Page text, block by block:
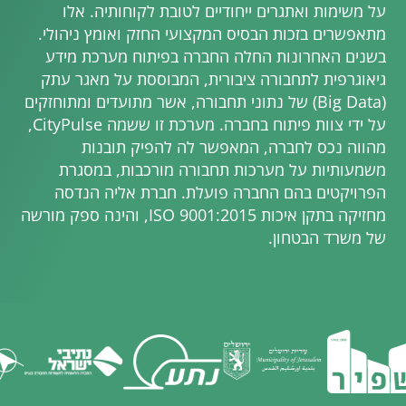
על משימות ואתגרים ייחודיים לטובת לקוחותיה. אלו
מתאפשרים בזכות הבסיס המקצועי החזק ואומץ ניהולי.
בשנים האחרונות החלה החברה בפיתוח מערכת מידע
גיאוגרפית לתחבורה ציבורית, המבוססת על מאגר עתק
(Big Data) של נתוני תחבורה, אשר מתועדים ומתוחזקים
על ידי צוות פיתוח בחברה. מערכת זו ששמה CityPulse,
מהווה נכס לחברה, המאפשר לה להפיק תובנות
משמעותיות על מערכות תחבורה מורכבות, במסגרת
הפרויקטים בהם החברה פועלת. חברת אליה הנדסה
מחזיקה בתקן איכות ISO 9001:2015, והינה ספק מורשה
של משרד הבטחון.